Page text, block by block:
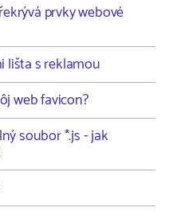
prvky webové
lišta s reklamou
web favicon?
soubor *.js - jak